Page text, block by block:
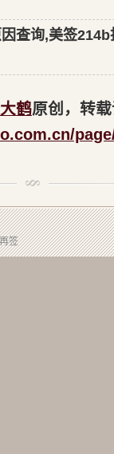
查询,美签214b
鹤原创，转
签